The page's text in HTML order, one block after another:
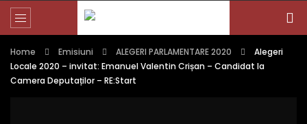
Home Emisiuni ALEGERI PARLAMENTARE 2020
Alegeri
Locale 2020 – invitat: Emanuel Valentin Crișan – Candidat la
Camera Deputaților – RE:Start